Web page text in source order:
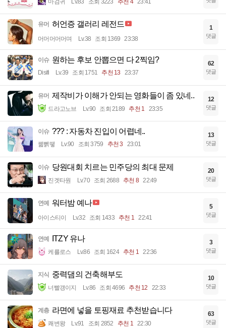
마검귀 Lv.83 조회 3223 추천 4 23:41
유머 허언증 갤러리 레전드
머머머머머며 Lv.38 조회 1369 23:38
1
댓글
이슈 원하는 후보 안뽑으면 다 2찍임?
Disifi Lv.39 조회 1751 추천 13 23:37
62
댓글
유머 제작비가 이해가 안되는 영화들이 좀 있네..
드라고노브 Lv.90 조회 2189 추천 1 23:35
12
댓글
이슈 ??? : 자동차 진입이 어렵네..
꿻뻵뗗 Lv.90 조회 3759 추천 3 23:01
13
댓글
이슈 당원대회 치르는 민주당의 최대 문제
진겟타원 Lv.70 조회 2688 추천 8 22:49
20
댓글
연예 워터밤 예나
아이스티이 Lv.32 조회 1433 추천 1 22:41
5
댓글
연예 ITZY 유나
케를로스 Lv.86 조회 1624 추천 1 22:36
3
댓글
지식 중력댐의 건축해부도
너빨갱이지 Lv.86 조회 4696 추천 12 22:33
10
댓글
계층 라면에 넣을 토핑재료 추천받습니다
쾌변왕 Lv.91 조회 2852 추천 1 22:30
63
댓글